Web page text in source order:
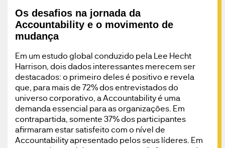
Os desafios na jornada da
Accountability e o movimento de
mudança
Em um estudo global conduzido pela Lee Hecht
Harrison, dois dados interessantes merecem ser
destacados: o primeiro deles é positivo e revela
que, para mais de 72% dos entrevistados do
universo corporativo, a Accountability é uma
demanda essencial para as organizações. Em
contrapartida, somente 37% dos participantes
afirmaram estar satisfeito com o nível de
Accountability apresentado pelos seus líderes. Em